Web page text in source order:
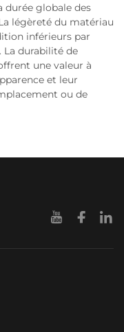
globale des
légèreté du matériau
inférieurs par
La durabilité de
une valeur à
et leur
ou de